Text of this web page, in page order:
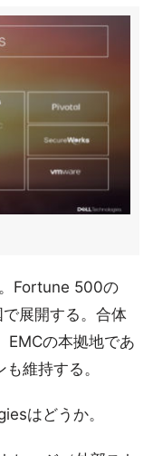
Fortune 500の
展開する。合体
EMCの本拠地であ
維持する。
はどうか。